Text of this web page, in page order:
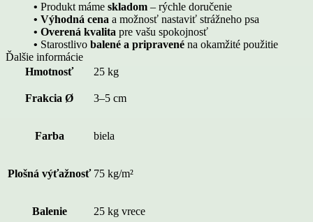
• Produkt máme skladom – rýchle doručenie
• Výhodná cena a možnosť nastaviť strážneho psa
• Overená kvalita pre vašu spokojnosť
• Starostlivo balené a pripravené na okamžité použitie
Ďalšie informácie
Hmotnosť
25 kg
Frakcia Ø 3–5 cm
Farba biela
Plošná výťažnosť 75 kg/m²
Balenie 25 kg vrece